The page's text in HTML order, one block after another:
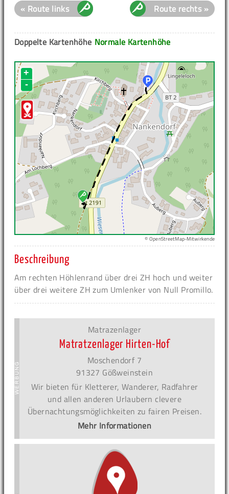
« Route links
Route rechts »
Normale Kartenhöhe
Doppelte Kartenhöhe
+
-
© OpenStreetMap-Mitwirkende
Beschreibung
Am rechten Höhlenrand über drei ZH hoch und weiter
über drei weitere ZH zum Umlenker von Null Promillo.
Matrazenlager
Matratzenlager Hirten-Hof
Moschendorf 7
91327 Gößweinstein
Wir bieten für Kletterer, Wanderer, Radfahrer
und allen anderen Urlaubern clevere
Übernachtungsmöglichkeiten zu fairen Preisen.
Mehr Informationen